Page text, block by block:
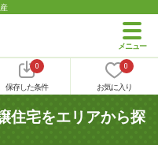
0
保存した条件
0
お気に入り
住宅をエリアから探